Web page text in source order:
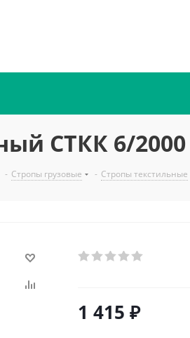
СТКК 6/2000
- Стропы грузовые - Стропы текстильные
1 415 ₽